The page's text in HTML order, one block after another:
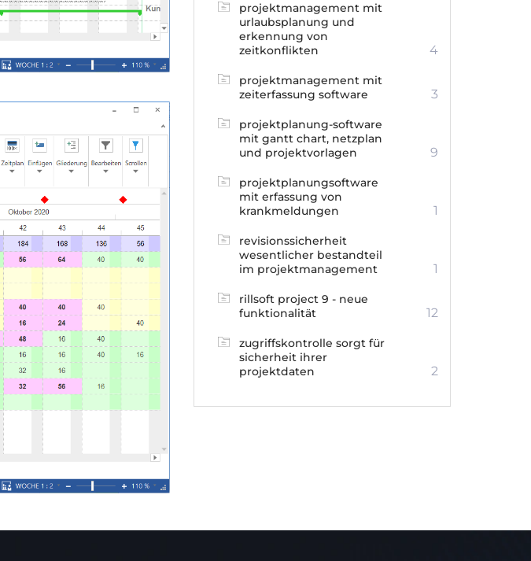
projektmanagement mit
urlaubsplanung und
erkennung von
zeitkonflikten
4
projektmanagement mit
zeiterfassung software
3
projektplanung-software
mit gantt chart, netzplan
und projektvorlagen
9
projektplanungsoftware
mit erfassung von
krankmeldungen
1
revisionssicherheit
wesentlicher bestandteil
im projektmanagement
1
rillsoft project 9 - neue
funktionalität
12
zugriffskontrolle sorgt für
sicherheit ihrer
projektdaten
2